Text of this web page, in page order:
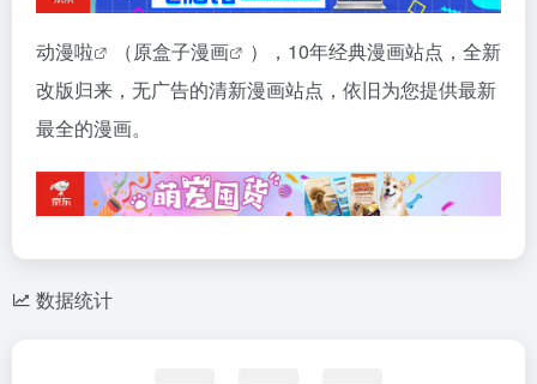
动漫啦 （原盒子漫画
），10年经典漫画站点，全新
改版归来，无广告的清新漫画站点，依旧为您提供最新
最全的漫画。
数据统计